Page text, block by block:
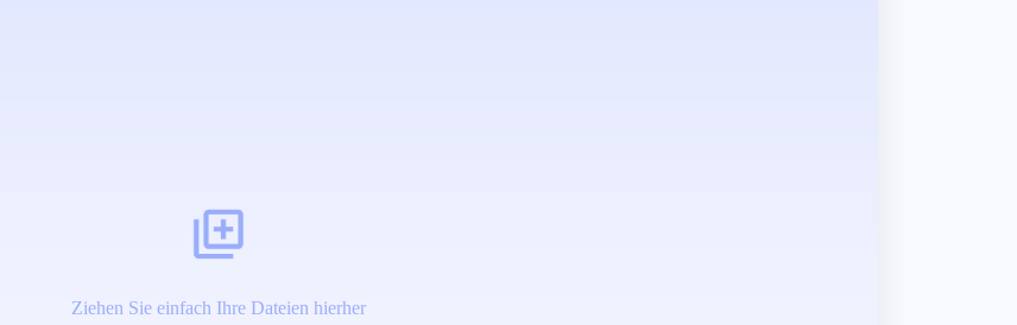
Ziehen Sie einfach Ihre Dateien hierher